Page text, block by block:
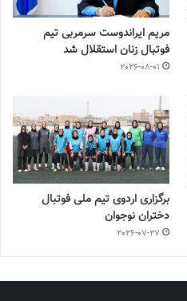
مریم ایراندوست سرمربی تیم
فوتبال زنان استقلال شد
2026-08-01
برگزاری اردوی تیم ملی فوتبال
دختران نوجوان
2026-07-27